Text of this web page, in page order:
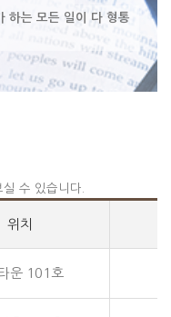
하는 모든 일이 다 형통
수 있습니다.
위치
운 101호